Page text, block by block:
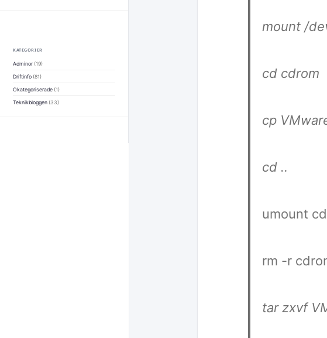
KATEGORIER
Adminor (19)
Driftinfo (81)
Okategoriserade (1)
Teknikbloggen (33)
mount /
cd cdrom
cp
cd ..
umount
rm -r
tar zxvf